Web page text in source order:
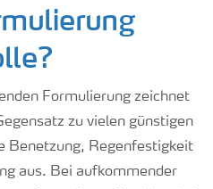
Formulierung zeichnet
zu vielen günstigen
Benetzung, Regenfestigkeit
aus. Bei aufkommender